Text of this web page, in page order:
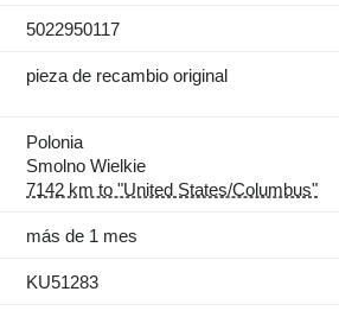
5022950117
pieza de recambio original
Polonia
Smolno Wielkie
7142 km to "United States/Columbus"
más de 1 mes
KU51283